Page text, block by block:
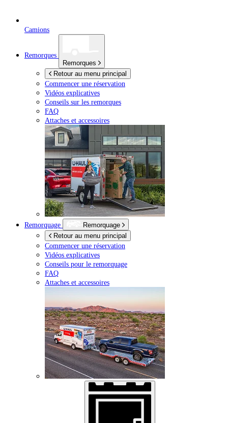
Camions
Remorques
Remorques
Retour au menu principal
Commencer une réservation
Vidéos explicatives
Conseils sur les remorques
FAQ
Attaches et accessoires
Remorquage
Remorquage
Retour au menu principal
Commencer une réservation
Vidéos explicatives
Conseils pour le remorquage
FAQ
Attaches et accessoires